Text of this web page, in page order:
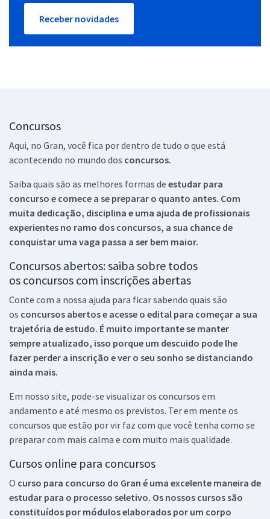
Receber novidades
Concursos
Aqui, no Gran, você fica por dentro de tudo o que está
acontecendo no mundo dos concursos.
Saiba quais são as melhores formas de estudar para
concurso e comece a se preparar o quanto antes. Com
muita dedicação, disciplina e uma ajuda de profissionais
experientes no ramo dos concursos, a sua chance de
conquistar uma vaga passa a ser bem maior.
Concursos abertos: saiba sobre todos
os concursos com inscrições abertas
Conte com a nossa ajuda para ficar sabendo quais são
os concursos abertos e acesse o edital para começar a sua
trajetória de estudo. É muito importante se manter
sempre atualizado, isso porque um descuido pode lhe
fazer perder a inscrição e ver o seu sonho se distanciando
ainda mais.
Em nosso site, pode-se visualizar os concursos em
andamento e até mesmo os previstos. Ter em mente os
concursos que estão por vir faz com que você tenha como se
preparar com mais calma e com muito mais qualidade.
Cursos online para concursos
O curso para concurso do Gran é uma excelente maneira de
estudar para o processo seletivo. Os nossos cursos são
constituídos por módulos elaborados por um corpo